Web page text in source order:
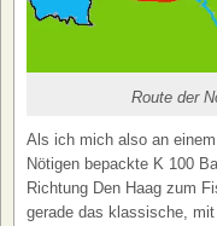
Route der
Als ich mich also an
Nötigen bepackte K 100
Richtung Den Haag zum
gerade das klassische,